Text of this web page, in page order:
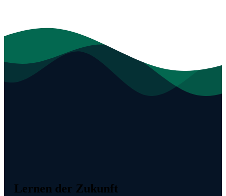
Lernen der Zukunft